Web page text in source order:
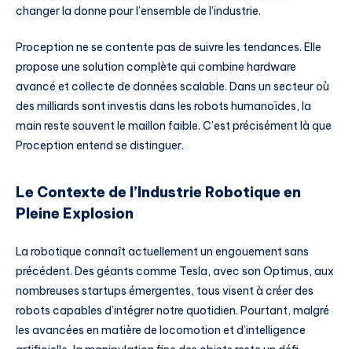
changer la donne pour l’ensemble de l’industrie.
Proception ne se contente pas de suivre les tendances. Elle
propose une solution complète qui combine hardware
avancé et collecte de données scalable. Dans un secteur où
des milliards sont investis dans les robots humanoïdes, la
main reste souvent le maillon faible. C’est précisément là que
Proception entend se distinguer.
Le Contexte de l’Industrie Robotique en
Pleine Explosion
La robotique connaît actuellement un engouement sans
précédent. Des géants comme Tesla, avec son Optimus, aux
nombreuses startups émergentes, tous visent à créer des
robots capables d’intégrer notre quotidien. Pourtant, malgré
les avancées en matière de locomotion et d’intelligence